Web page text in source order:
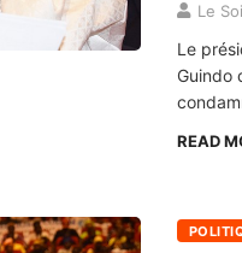
Le
Le
Guindo
READ